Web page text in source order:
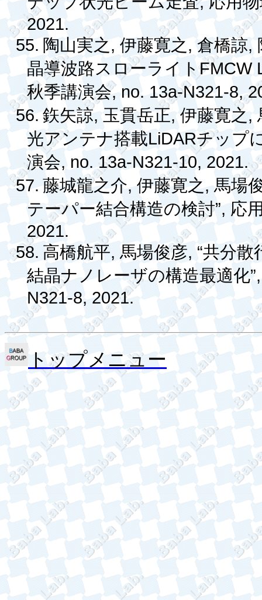
2021.
55. 陶山実之,伊藤寛之,倉橋諒,
晶導波路スローライトFMCW
秋季講演会, no. 13a-N321-8,
56.鉃矢諒,玉貫岳正,伊藤寛之,
光アンテナ搭載LiDARチップ
演会, no. 13a-N321-10, 2021.
57.藤城龍之介,伊藤寛之,馬場
テーパー結合構造の検討”,応
2021.
58. 高橋航平,馬場俊彦, “共分散
結晶ナノレーザの構造最適化
N321-8, 2021.
トップメニュー